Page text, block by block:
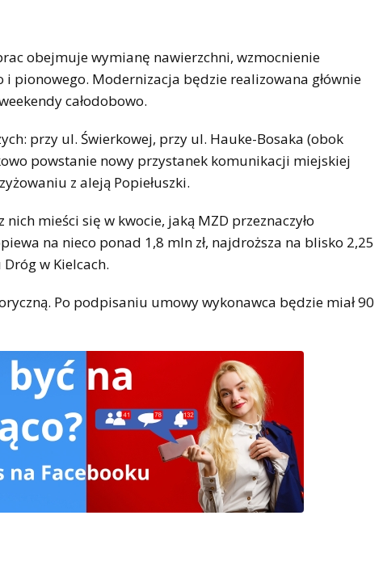
obejmuje wymianę nawierzchni, wzmocnienie
pionowego. Modernizacja będzie realizowana głównie
całodobowo.
przy ul. Świerkowej, przy ul. Hauke-Bosaka (obok
powstanie nowy przystanek komunikacji miejskiej
z aleją Popiełuszki.
mieści się w kwocie, jaką MZD przeznaczyło
na nieco ponad 1,8 mln zł, najdroższa na blisko 2,25
w Kielcach.
Po podpisaniu umowy wykonawca będzie miał 90